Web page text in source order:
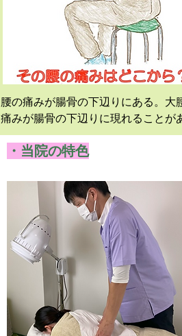
腰の痛みが腸骨の下辺りにある。
痛みが腸骨の下辺りに現れること
痛みを感じることがあります。
◎腰痛 ◎ギックリ腰
・当院の特色